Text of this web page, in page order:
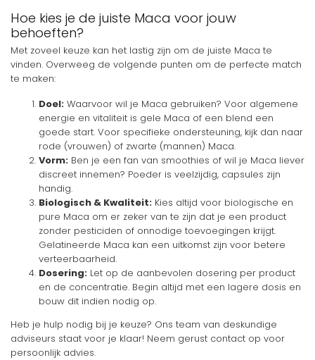
Hoe kies je de juiste Maca voor jouw
behoeften?
Met zoveel keuze kan het lastig zijn om de juiste Maca te
vinden. Overweeg de volgende punten om de perfecte match
te maken:
Doel: Waarvoor wil je Maca gebruiken? Voor algemene
energie en vitaliteit is gele Maca of een blend een
goede start. Voor specifieke ondersteuning, kijk dan naar
rode (vrouwen) of zwarte (mannen) Maca.
Vorm: Ben je een fan van smoothies of wil je Maca liever
discreet innemen? Poeder is veelzijdig, capsules zijn
handig.
Biologisch & Kwaliteit: Kies altijd voor biologische en
pure Maca om er zeker van te zijn dat je een product
zonder pesticiden of onnodige toevoegingen krijgt.
Gelatineerde Maca kan een uitkomst zijn voor betere
verteerbaarheid.
Dosering: Let op de aanbevolen dosering per product
en de concentratie. Begin altijd met een lagere dosis en
bouw dit indien nodig op.
Heb je hulp nodig bij je keuze? Ons team van deskundige
adviseurs staat voor je klaar! Neem gerust contact op voor
persoonlijk advies.